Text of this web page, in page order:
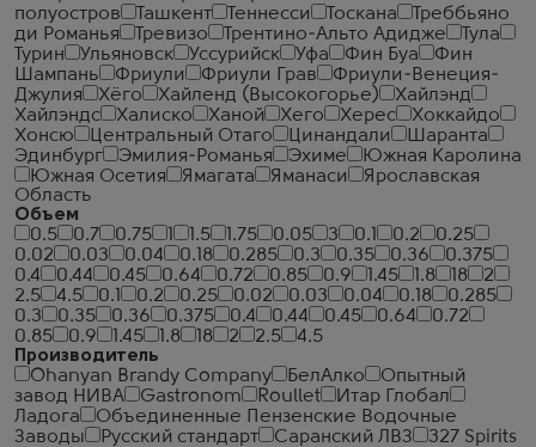
полуостров
Ташкент Теннесси Тоскана
Треббьяно
ди Романья
Тревизо Трентино-Альто Адидже
Тула
Турин
Ульяновск Уссурийск Уфа Фин Буа
Фин
Шампань
Фриули Фриули Грав
Фриули-Венеция-
Джулия
Хёго Хайленд (Высокогорье)
Хайлэнд
Хайлэндс
Халиско Ханой Хего Херес
Хоккайдо
Хонсю
Центральный Отаго Цинандали
Шаранта
Эдинбург
Эмилия-Романья Эхиме
Южная Каролина
Южная Осетия
Ямагата Яманаси
Ярославская
Область
Объем
0.5
0.7 0.75 1.5 1.75 0.05 3 0.1 0.2
0.25
0.02
0.03 0.04 0.18 0.285 0.3 0.35 0.36
0.375
0.4
0.44 0.45 0.64 0.72 0.85 0.9 1.45 1.8 18
2
2.5
4.5 0.1 0.2 0.25 0.02 0.03 0.04 0.18
0.285
0.3
0.35 0.36 0.375 0.4 0.44 0.45 0.64
0.72
0.85
0.9 1.45 1.8 18 2 2.5
4.5
Производитель
Ohanyan Brandy Company
БелАлко
Опытный
завод НИВА
Gastronom Roullet
Итар Глобал
Ладога
Объединенные Пензенские Водочные
Заводы
Русский стандарт Саранский ЛВЗ
327 Spirits